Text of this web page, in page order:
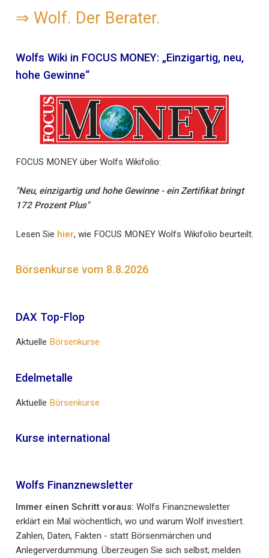
⇒ Wolf. Der Berater.
Wolfs Wiki in FOCUS MONEY: „Einzigartig, neu,
hohe Gewinne“
FOCUS MONEY über Wolfs Wikifolio:
"Neu, einzigartig und hohe Gewinne - ein Zertifikat bringt
172 Prozent Plus"
Lesen Sie hier, wie FOCUS MONEY Wolfs Wikifolio beurteilt.
Börsenkurse vom 8.8.2026
DAX Top-Flop
Aktuelle Börsenkurse
Edelmetalle
Aktuelle Börsenkurse
Kurse international
Wolfs Finanznewsletter
Immer einen Schritt voraus: Wolfs Finanznewsletter
erklärt ein Mal wöchentlich, wo und warum Wolf investiert.
Zahlen, Daten, Fakten - statt Börsenmärchen und
Anlegerverdummung. Überzeugen Sie sich selbst; melden